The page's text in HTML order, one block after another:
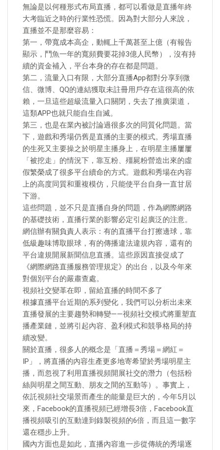
無論是以何種形式布局直播，都可以看做是直播年終
大考臨近之時的行業性恐慌。因為對大部分人來說，
直播並不是那麼容易：
第一，帶寬成本高企，動輒上千萬甚至上億（有報告
顯示，鬥魚一年的寬頻費要花掉3億人民幣），沒有持
續的資金補入，平台本身的存在都是問題。
第二，流量入口有限，大部分直播App都對分享到微
信、微博、QQ的連結獲取未註冊用戶存在這很高的依
賴，一旦這些超級流量入口關閉，失去了推廣渠道，
這類APP也就只能自生自滅。
第三，也是在業內被討論過很多次的同質化問題。當
下，遊戲和秀場仍舊是直播的主要的模式。秀場直播
的生死又主要操之於明星主播身上，在明星主播屢屢
「被挖走」的情況下，靠互粉、殭屍粉營造出來的虛
假繁榮成了很多平台續命的方式。遊戲和秀場在內容
上的高度同質和重複模仿，只能使平台自身一直甘居
下游。
這些問題，並不只是直播自身的問題，作為網際網路
的基礎技術，直播行業的影響必定引起廣泛的注意。
網信辦有關負責人表示：有的直播平台打擦邊球，靠
低級趣味博取眼球，有的傳播違法違規內容，還有的
平台違規開展新聞信息直播。這些原因直接促成了
《網際網路直播服務管理規定》的出台，以及今年來
對個別平台的嚴肅查處。
視頻社交變革在即，留給直播的時間不多了
根據直播平台近期的系列變化，我們可以分析出未來
直播發展的主要趨勢和轉變——視頻社交模式將重塑直
播產業鏈，並將引起內容、盈利模式和競爭格局的持
續改變。
關於直播，很多人的概念是「直播＝秀場＝網紅＝
IP」，將直播的內容生產更多地寄希望於秀場明星主
播，而忽視了利用直播視頻開展社交的潛力（包括粉
絲與明星之間互動、朋友之間的互動等）。事實上，
依託視頻社交場景而產生的能量是巨大的，今年5月以
來，Facebook的直播視頻已經增長3倍，Facebook直
播視頻吸引的互動達到錄製視頻的6倍，而且這一數字
還在穩步上升。
國內方面也是如此，直播內容進一步從傳統的秀場逐